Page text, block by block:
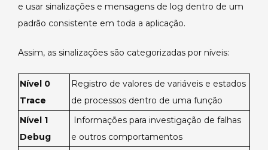
e usar sinalizações e mensagens de log dentro de um
padrão consistente em toda a aplicação.
Assim, as sinalizações são categorizadas por níveis:
Nível 0
Trace
Registro de valores de variáveis e estados
de processos dentro de uma função
Nível 1
Debug
Informações para investigação de falhas
e outros comportamentos